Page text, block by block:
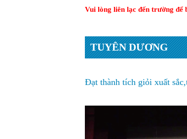
Vui lòng liên lạc đến trường để
TUYÊN DƯƠNG
Đạt thành tích giỏi xuất